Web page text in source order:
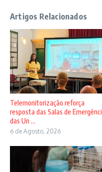
Artigos Relacionados
Telemonitorização reforça
resposta das Salas de
das Un ...
6 de Agosto, 2026